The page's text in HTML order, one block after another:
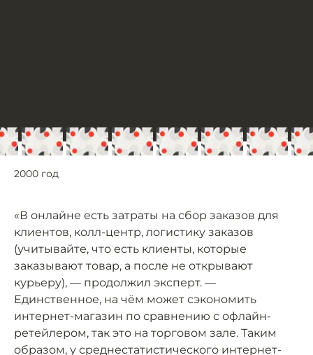
2000 год
«В онлайне есть затраты на сбор заказов для
клиентов, колл-центр, логистику заказов
(учитывайте, что есть клиенты, которые
заказывают товар, а после не открывают
курьеру), — продолжил эксперт. —
Единственное, на чём может сэкономить
интернет-магазин по сравнению с офлайн-
ретейлером, так это на торговом зале. Таким
образом, у среднестатистического интернет-